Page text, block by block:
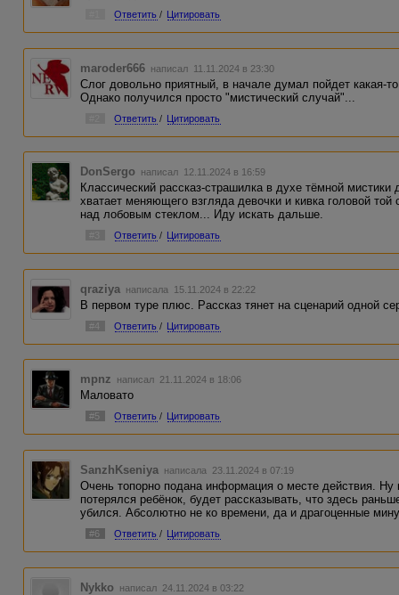
Ответить / Цитировать
maroder666 написал 11.11.2024 в 23:30
Слог довольно приятный, в начале думал пойдет какая-
Однако получился просто "мистический случай"...
Ответить / Цитировать
DonSergo написал 12.11.2024 в 16:59
Классический рассказ-страшилка в духе тёмной
хватает меняющего взгляда девочки и кивка головой
над лобовым стеклом... Иду искать дальше.
Ответить / Цитировать
qraziya написала 15.11.2024 в 22:22
В первом туре плюс. Рассказ тянет на сценарий одной
#4 Ответить / Цитировать
mpnz написал 21.11.2024 в 18:06
Маловато
#5 Ответить / Цитировать
SanzhKseniya написала 23.11.2024 в 07:19
Очень топорно подана информация о месте действия. Ну
потерялся ребёнок, будет рассказывать, что здесь
убился. Абсолютно не ко времени, да и драгоценные
#6 Ответить / Цитировать
Nykko написал 24.11.2024 в 03:22